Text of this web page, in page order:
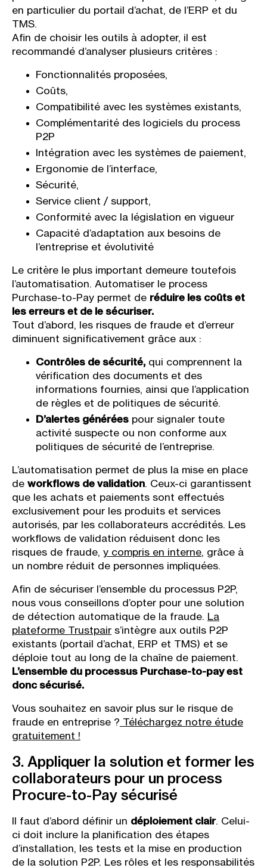
en particulier du portail d’achat, de l’ERP et du
TMS.
Afin de choisir les outils à adopter, il est
recommandé d’analyser plusieurs critères :
Fonctionnalités proposées,
Coûts,
Compatibilité avec les systèmes existants,
Complémentarité des logiciels du process
P2P
Intégration avec les systèmes de paiement,
Ergonomie de l’interface,
Sécurité,
Service client / support,
Conformité avec la législation en vigueur
Capacité d’adaptation aux besoins de
l’entreprise et évolutivité
Le critère le plus important demeure toutefois
l’automatisation. Automatiser le process
Purchase-to-Pay permet de réduire les coûts et
les erreurs et de le sécuriser.
Tout d’abord, les risques de fraude et d’erreur
diminuent significativement grâce aux :
Contrôles de sécurité, qui comprennent la
vérification des documents et des
informations fournies, ainsi que l’application
de règles et de politiques de sécurité.
D’alertes générées pour signaler toute
activité suspecte ou non conforme aux
politiques de sécurité de l’entreprise.
L’automatisation permet de plus la mise en place
de workflows de validation. Ceux-ci garantissent
que les achats et paiements sont effectués
exclusivement pour les produits et services
autorisés, par les collaborateurs accrédités. Les
workflows de validation réduisent donc les
risques de fraude, y compris en interne, grâce à
un nombre réduit de personnes impliquées.
Afin de sécuriser l’ensemble du processus P2P,
nous vous conseillons d’opter pour une solution
de détection automatique de la fraude. La
plateforme Trustpair s’intègre aux outils P2P
existants (portail d’achat, ERP et TMS) et se
déploie tout au long de la chaîne de paiement.
L’ensemble du processus Purchase-to-pay est
donc sécurisé.
Vous souhaitez en savoir plus sur le risque de
fraude en entreprise ? Téléchargez notre étude
gratuitement !
3. Appliquer la solution et former les
collaborateurs pour un process
Procure-to-Pay sécurisé
Il faut d’abord définir un déploiement clair. Celui-
ci doit inclure la planification des étapes
d’installation, les tests et la mise en production
de la solution P2P. Les rôles et les responsabilités